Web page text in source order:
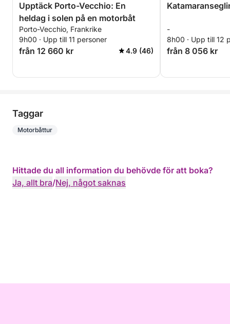
Upptäck Porto-Vecchio: En
heldag i solen på en motorbåt
Porto-Vecchio, Frankrike
9h00 · Upp till 11 personer
från 12 660 kr 4.9 (46)
-
8h00 · Upp till 12
från 8 056 kr
Taggar
Motorbåttur
Hittade du all information du behövde för att boka?
Ja, allt bra/Nej, något saknas